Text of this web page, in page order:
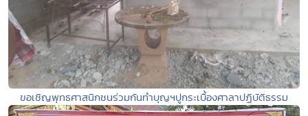
ขอเชิญพุทธศาสนิกชนร่วมกันทำบุญฯปูกระเบื้องศาลาปฏิบัติธรรม